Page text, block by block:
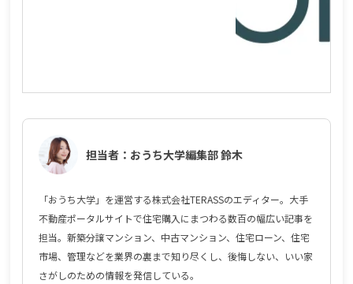
担当者：おうち大学編集部 鈴木
「おうち大学」を運営する株式会社TERASSのエディター。大手
不動産ポータルサイトで住宅購入にまつわる数百の幅広い記事を
担当。新築分譲マンション、中古マンション、住宅ローン、住宅
市場、管理などを業界の裏まで知り尽くし、後悔しない、いい家
さがしのための情報を発信している。